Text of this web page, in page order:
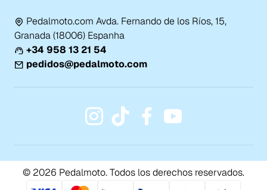
Pedalmoto.com Avda. Fernando de los Ríos, 15,
Granada (18006) Espanha
+34 958 13 21 54
pedidos@pedalmoto.com
© 2026 Pedalmoto. Todos los derechos reservados.